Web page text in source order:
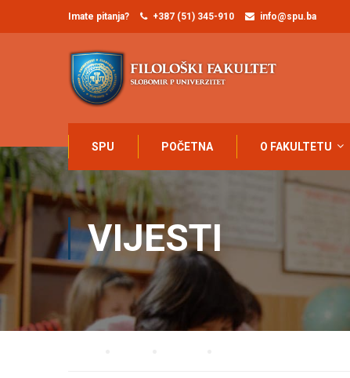
Imate pitanja? +387 (51) 345-910 info@spu.ba
SPU POČETNA O FAKULTETU
VIJESTI